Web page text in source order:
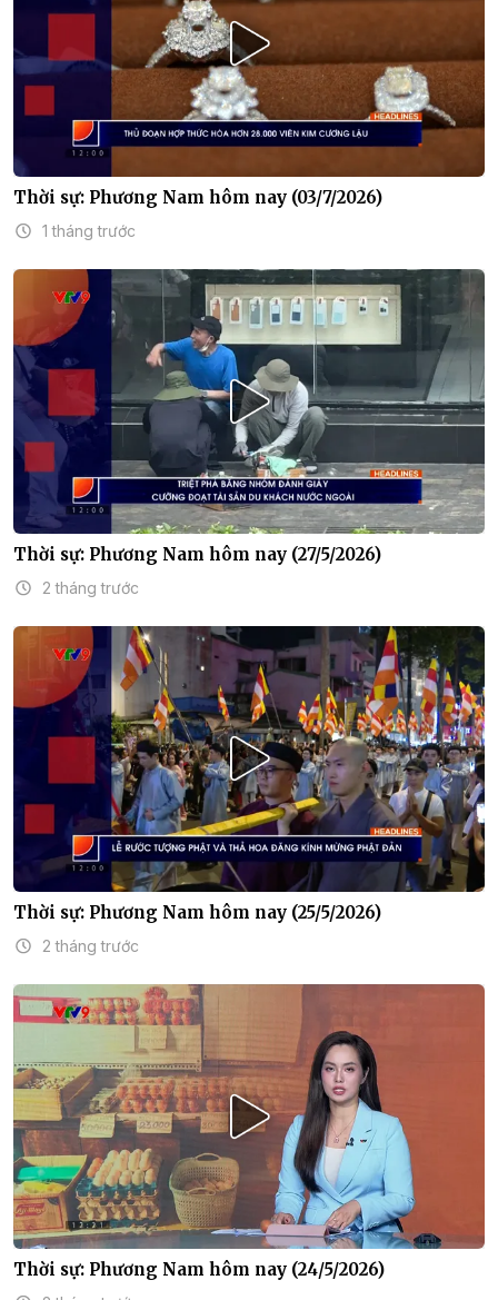
Thời sự: Phương Nam hôm nay (03/7/2026)
1 tháng trước
Thời sự: Phương Nam hôm nay (27/5/2026)
2 tháng trước
Thời sự: Phương Nam hôm nay (25/5/2026)
2 tháng trước
Thời sự: Phương Nam hôm nay (24/5/2026)